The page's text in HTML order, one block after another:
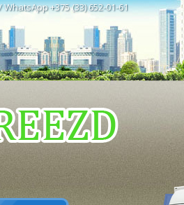
WhatsApp +375 (33) 652-01-61